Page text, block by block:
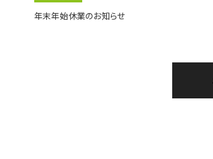
年末年始休業のお知らせ